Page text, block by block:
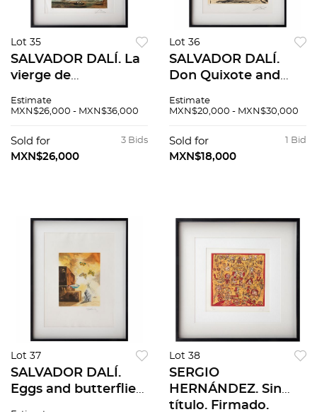
Lot 35
SALVADOR DALÍ. La
vierge de
Firmada, Litografía
medidas totales
Estimate
MXN$26,000 - MXN$36,000
3 Bids
Sold for
MXN$26,000
Lot 36
SALVADOR DALÍ.
Don Quixote and
Firmada a lápiz y en
243 / 300. 73 x 55 cm
medidas totales.
Estimate
MXN$20,000 - MXN$30,000
1 Bid
Sold for
MXN$18,000
Lot 37
SALVADOR DALÍ.
Eggs and butterflies.
Lot 38
SERGIO
HERNÁNDEZ. Sin
título. Firmado.